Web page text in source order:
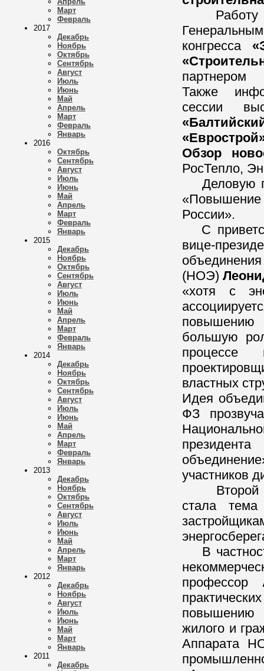
Март
Февраль
2017
Декабрь
Ноябрь
Октябрь
Сентябрь
Август
Июль
Июнь
Май
Апрель
Март
Февраль
Январь
2016
Октябрь
Сентябрь
Август
Июль
Июнь
Май
Апрель
Март
Февраль
Январь
2015
Декабрь
Ноябрь
Октябрь
Сентябрь
Август
Июль
Июнь
Май
Апрель
Март
Февраль
Январь
2014
Декабрь
Ноябрь
Октябрь
Сентябрь
Август
Июль
Июнь
Май
Апрель
Март
Февраль
Январь
2013
Декабрь
Ноябрь
Октябрь
Сентябрь
Август
Июль
Июнь
Май
Апрель
Март
Январь
2012
Декабрь
Ноябрь
Август
Июль
Июнь
Май
Март
Январь
2011
Декабрь
Работу
конгресса
партнером
Также
сессии
Обзор
РосТепло,
Деловую
«Повышение
России».
С
вице-
(НОЭ)
«хотя с
повышению
большую
процессе
властных
Идея
ФЗ
участников
Второй
стала
В
профессор
повышению
жилого и
Аппарата